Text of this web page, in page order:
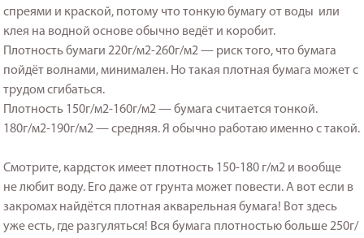
спреями и краской, потому что тонкую бумагу от воды или
клея на водной основе обычно ведёт и коробит.
Плотность бумаги 220г/м2-260г/м2 — риск того, что бумага
пойдёт волнами, минимален. Но такая плотная бумага может с
трудом сгибаться.
Плотность 150г/м2-160г/м2 — бумага считается тонкой.
180г/м2-190г/м2 — средняя. Я обычно работаю именно с такой.
Смотрите, кардсток имеет плотность 150-180 г/м2 и вообще
не любит воду. Его даже от грунта может повести. А вот если в
закромах найдётся плотная акварельная бумага! Вот здесь
уже есть, где разгуляться! Вся бумага плотностью больше 250г/